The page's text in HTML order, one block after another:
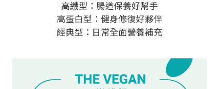
高纖型：腸道保養好幫手
高蛋白型：健身修復好夥伴
經典型：日常全面營養補充